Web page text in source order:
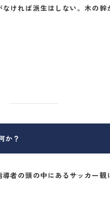
ければ派生はしない。木の幹
か？
導者の頭の中にあるサッカー